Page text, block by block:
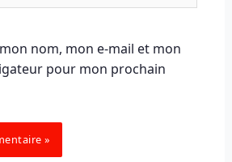
nom, mon e-mail et mon
pour mon prochain